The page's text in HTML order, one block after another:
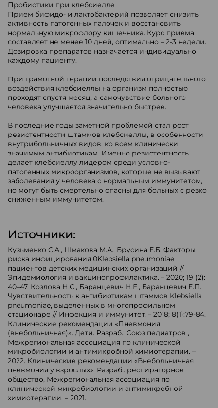
Пробиотики при клебсиелле
Прием бифидо- и лактобактерий позволяет снизить
активность патогенных палочек и восстановить
нормальную микрофлору кишечника. Курс приема
составляет не менее 10 дней, оптимально – 2-3 недели.
Дозировка препаратов назначается индивидуально
каждому пациенту.
При грамотной терапии последствия отрицательного
воздействия клебсиеллы на организм полностью
проходят спустя месяц, а самочувствие больного
человека улучшается значительно быстрее.
В последние годы заметной проблемой стал рост
резистентности штаммов клебсиеллы, в особенности
внутрибольничных видов, ко всем клинически
значимым антибиотикам. Именно резистентность
делает клебсиеллу лидером среди условно-
патогенных микроорганизмов, которые не вызывают
заболевания у человека с нормальным иммунитетом,
но могут быть смертельно опасны для больных с резко
сниженным иммунитетом.
Источники:
Кузьменко С.А., Шмакова М.А., Брусина Е.Б. Факторы
риска инфицирования 0Klebsiella pneumoniae
пациентов детских медицинских организаций //
Эпидемиология и вакцинопрофилактика. – 2020; 19 (2):
40–47. Козлова Н.С., Баранцевич Н.Е., Баранцевич Е.П.
Чувствительность к антибиотикам штаммов Klebsiella
pneumoniae, выделенных в многопрофильном
стационаре // Инфекция и иммунитет. – 2018; 8(1):79-84.
Клинические рекомендации «Пневмония
(внебольничная)». Дети. Разраб.: Союз педиатров ,
Межрегиональная ассоциация по клинической
микробиологии и антимикробной химиотерапии. –
2022. Клинические рекомендации «Внебольничная
пневмония у взрослых». Разраб.: респираторное
общество, Межрегиональная ассоциация по
клинической микробиологии и антимикробной
химиотерапии. – 2021.